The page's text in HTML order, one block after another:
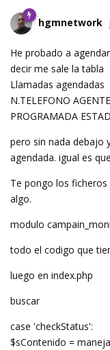
hgmnetwork
He probado a
decir me sale la tabla
Llamadas agendadas
N.TELEFONO
PROGRAMADA
pero sin nada debajo
agendada. igual es
Te pongo los
algo.
modulo
todo el codigo que
luego en index.php
buscar
case 'checkStatus':
$sContenido =